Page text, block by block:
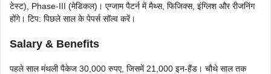
टेस्ट), Phase-III (मेडिकल)। एग्जाम पैटर्न में मैथ्स, फिजिक्स, इंग्लिश और रीजनिंग
होंगे। टिप: पिछले साल के पेपर्स सॉल्व करें।
Salary & Benefits
पहले साल मंथली पैकेज 30,000 रुपए, जिसमें 21,000 इन-हैंड। चौथे साल तक